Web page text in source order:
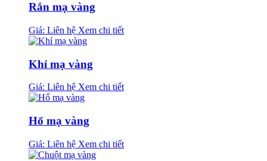
Rắn mạ vàng
Giá: Liên hệ Xem chi tiết
Khỉ mạ vàng
Giá: Liên hệ Xem chi tiết
Hổ mạ vàng
Giá: Liên hệ Xem chi tiết